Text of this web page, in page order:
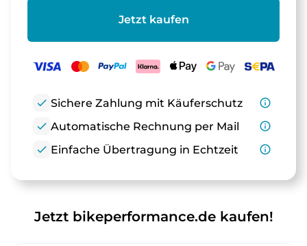
Jetzt kaufen
check Sichere Zahlung mit Käuferschutz
info_outline
check Automatische Rechnung per Mail
info_outline
check Einfache Übertragung in Echtzeit info_outline
Jetzt bikeperformance.de kaufen!